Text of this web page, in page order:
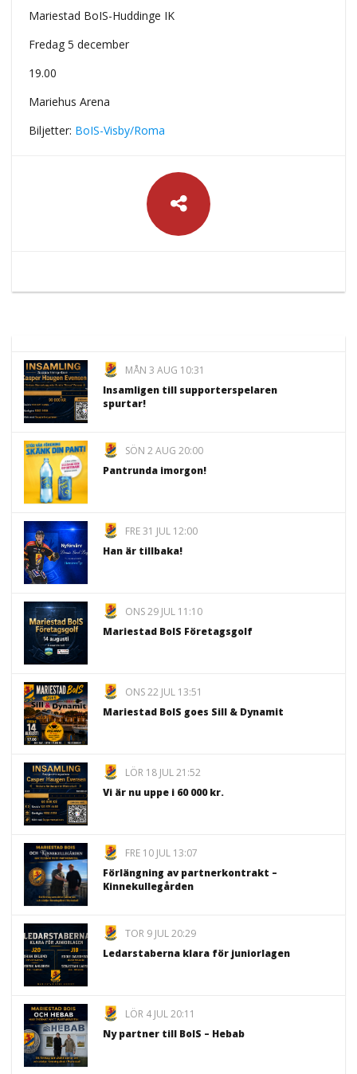
Mariestad BoIS-Huddinge IK
Fredag 5 december
19.00
Mariehus Arena
Biljetter: BoIS-Visby/Roma
MÅN 3 AUG 10:31
Insamligen till supporterspelaren
spurtar!
SÖN 2 AUG 20:00
Pantrunda imorgon!
FRE 31 JUL 12:00
Han är tillbaka!
ONS 29 JUL 11:10
Mariestad BoIS Företagsgolf
ONS 22 JUL 13:51
Mariestad BoIS goes Sill & Dynamit
LÖR 18 JUL 21:52
Vi är nu uppe i 60 000 kr.
FRE 10 JUL 13:07
Förlängning av partnerkontrakt –
Kinnekullegården
TOR 9 JUL 20:29
Ledarstaberna klara för juniorlagen
LÖR 4 JUL 20:11
Ny partner till BoIS – Hebab